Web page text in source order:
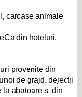
carcase animale
din hoteluri,
provenite din
de grajd, dejectii
la abatoare si din